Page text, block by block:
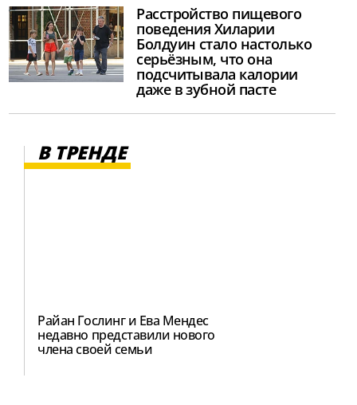
Расстройство пищевого
поведения Хиларии
Болдуин стало настолько
серьёзным, что она
подсчитывала калории
даже в зубной пасте
В ТРЕНДЕ
Райан Гослинг и Ева Мендес
недавно представили нового
члена своей семьи